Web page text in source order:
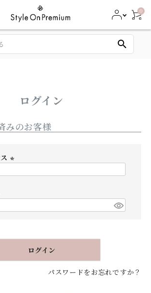
0
search
ログイン
みのお客様
ログイン
パスワードをお忘れですか？